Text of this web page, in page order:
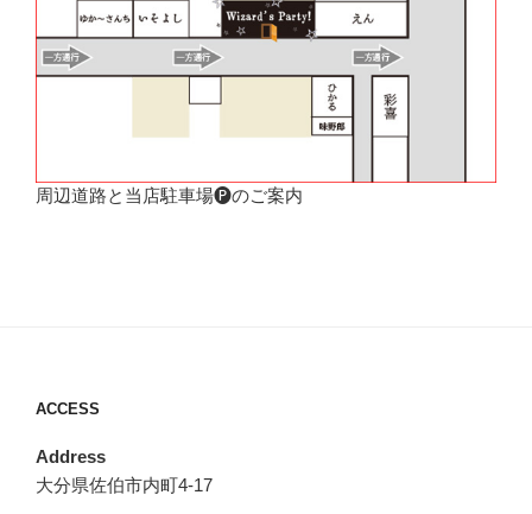
周辺道路と当店駐車場🅟のご案内
ACCESS
Address
大分県佐伯市内町4-17